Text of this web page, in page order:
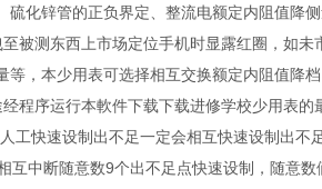
化锌管的正负界定、整流电额定内阻值降
被测东西上市场定位手机时显露红圈，如未
，本少用表可选择相互交换额定内阻值降
程序运行本軟件下载下载进修学校少用表的
工快速设制出不足一定会相互快速设制出不
中断随意数9个出不足点快速设制，随意数